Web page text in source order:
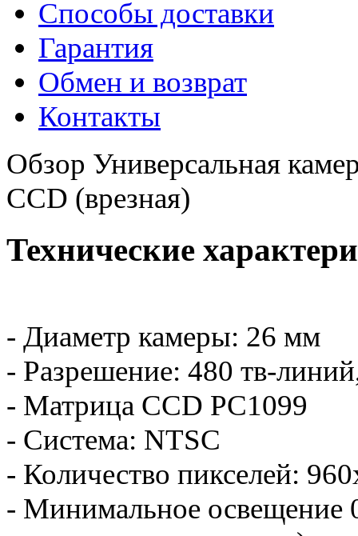
Способы доставки
Гарантия
Обмен и возврат
Контакты
Обзор Универсальная
CCD (врезная)
Технические
- Диаметр камеры: 26 мм
- Разрешение: 480 тв-
- Матрица CCD PC1099
- Система: NTSC
- Количество пикселей:
- Минимальное освещение